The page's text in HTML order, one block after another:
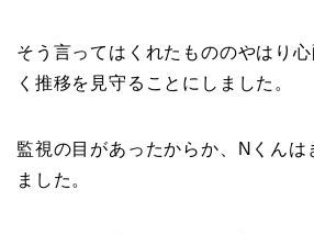
そう言ってはくれたもののやはり
く推移を見守ることにしました。
監視の目があったからか、Nくんは
ました。